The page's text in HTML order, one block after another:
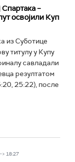
Спартака –
освојили Куп
из Суботице
титулу у Купу
савладали
резултатом
25:22), после
18:27